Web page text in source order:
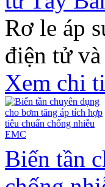
Rơ le áp
điện tử
Xem chi
Biến tần